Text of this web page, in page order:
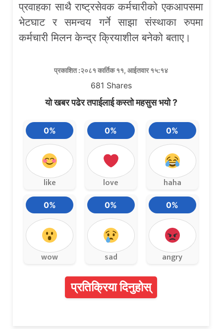
प्रवाहका साथै राष्ट्रसेवक कर्मचारीको एकआपसमा
भेटघाट र समन्वय गर्ने साझा संस्थाका रुपमा
कर्मचारी मिलन केन्द्र क्रियाशील बनेको बताए।
प्रकाशित :२०८१ कार्तिक ११, आईतवार १५:१४
681 Shares
यो खबर पढेर तपाईलाई कस्तो महसुस भयो ?
0%
like
0%
love
0%
haha
0%
wow
0%
sad
0%
angry
प्रतिक्रिया दिनुहोस्